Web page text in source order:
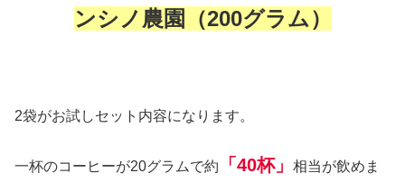
ンシノ農園（200グラム）
2袋がお試しセット内容になります。
一杯のコーヒーが20グラムで約 「40杯」
相当が飲めま